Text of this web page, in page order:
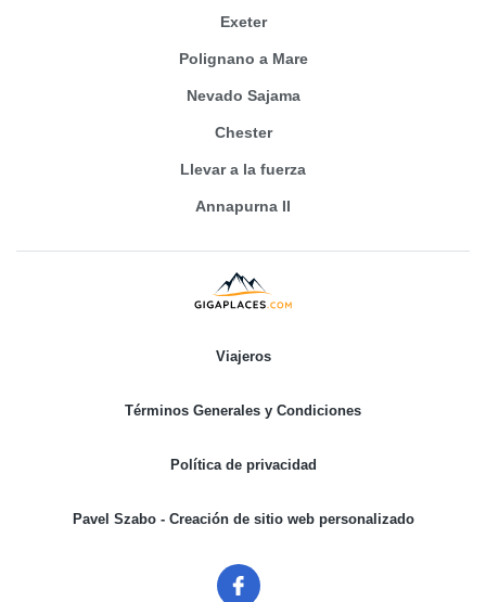
Exeter
Polignano a Mare
Nevado Sajama
Chester
Llevar a la fuerza
Annapurna II
Viajeros
Términos Generales y Condiciones
Política de privacidad
Pavel Szabo - Creación de sitio web personalizado